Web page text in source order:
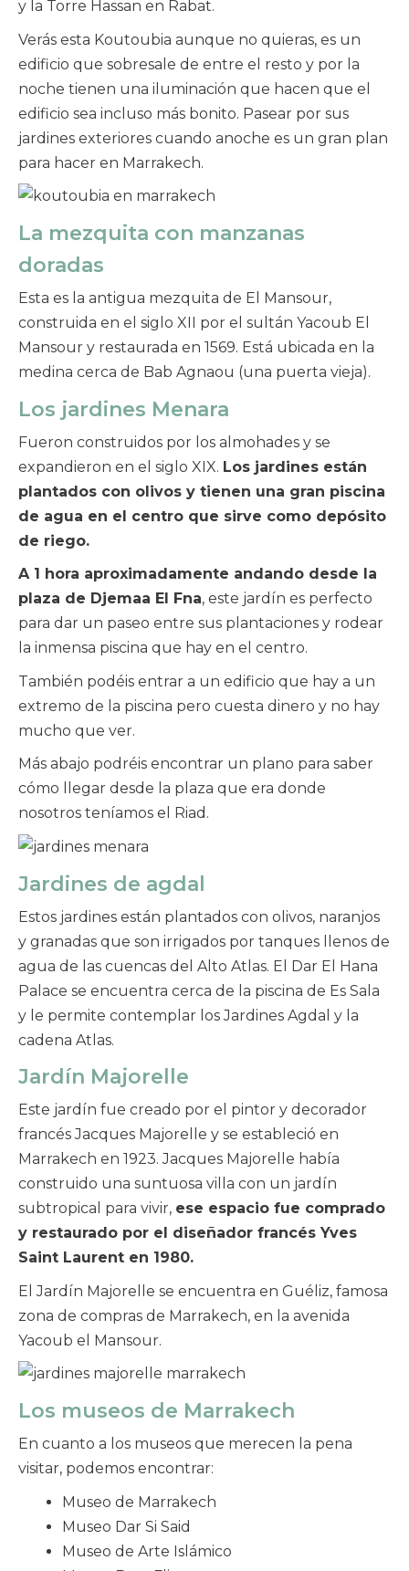
y la Torre Hassan en Rabat.
Verás esta Koutoubia aunque no quieras, es un
edificio que sobresale de entre el resto y por la
noche tienen una iluminación que hacen que el
edificio sea incluso más bonito. Pasear por sus
jardines exteriores cuando anoche es un gran plan
para hacer en Marrakech.
La mezquita con manzanas
doradas
Esta es la antigua mezquita de El Mansour,
construida en el siglo XII por el sultán Yacoub El
Mansour y restaurada en 1569. Está ubicada en la
medina cerca de Bab Agnaou (una puerta vieja).
Los jardines Menara
Fueron construidos por los almohades y se
expandieron en el siglo XIX. Los jardines están
plantados con olivos y tienen una gran piscina
de agua en el centro que sirve como depósito
de riego.
A 1 hora aproximadamente andando desde la
plaza de Djemaa El Fna, este jardín es perfecto
para dar un paseo entre sus plantaciones y rodear
la inmensa piscina que hay en el centro.
También podéis entrar a un edificio que hay a un
extremo de la piscina pero cuesta dinero y no hay
mucho que ver.
Más abajo podréis encontrar un plano para saber
cómo llegar desde la plaza que era donde
nosotros teníamos el Riad.
Jardines de agdal
Estos jardines están plantados con olivos, naranjos
y granadas que son irrigados por tanques llenos de
agua de las cuencas del Alto Atlas. El Dar El Hana
Palace se encuentra cerca de la piscina de Es Sala
y le permite contemplar los Jardines Agdal y la
cadena Atlas.
Jardín Majorelle
Este jardín fue creado por el pintor y decorador
francés Jacques Majorelle y se estableció en
Marrakech en 1923. Jacques Majorelle había
construido una suntuosa villa con un jardín
subtropical para vivir, ese espacio fue comprado
y restaurado por el diseñador francés Yves
Saint Laurent en 1980.
El Jardín Majorelle se encuentra en Guéliz, famosa
zona de compras de Marrakech, en la avenida
Yacoub el Mansour.
Los museos de Marrakech
En cuanto a los museos que merecen la pena
visitar, podemos encontrar:
Museo de Marrakech
Museo Dar Si Said
Museo de Arte Islámico